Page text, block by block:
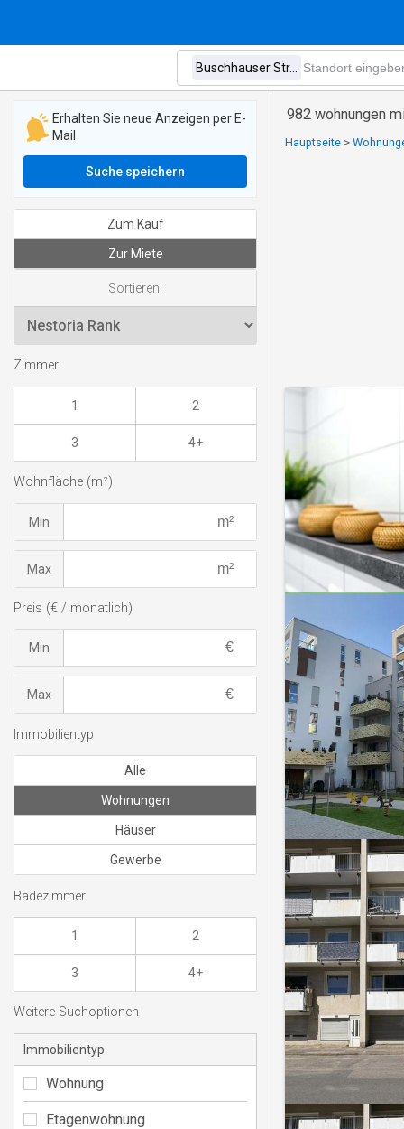
982 wohnungen
Hauptseite >
Erhalten Sie neue Anzeigen per E-
Mail
Suche speichern
Zum Kauf
Zur Miete
Sortieren:
Zimmer
1 2
3 4+
Wohnfläche (m²)
Min
Max
Preis (€ / monatlich)
Min
Max
Immobilientyp
Alle
Wohnungen
Häuser
Gewerbe
Badezimmer
1 2
3 4+
Weitere Suchoptionen
Immobilientyp
Wohnung
Etagenwohnung